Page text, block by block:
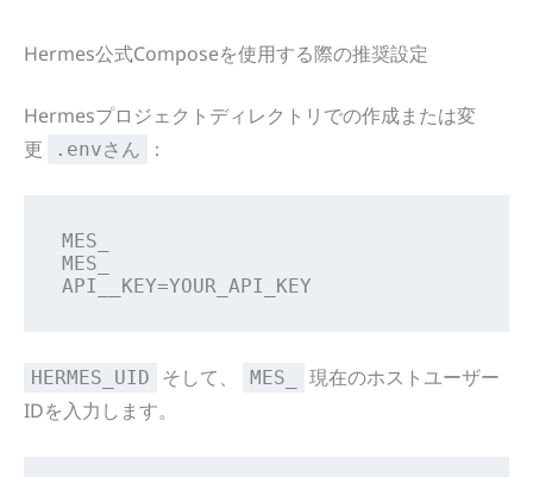
Hermes公式Composeを使用する際の推奨設定
Hermesプロジェクトディレクトリでの作成または変
更
.envさん ：
MES_
MES_
API__KEY=YOUR_API_KEY
HERMES_UID そして、 MES_
現在のホストユーザー
IDを入力します。